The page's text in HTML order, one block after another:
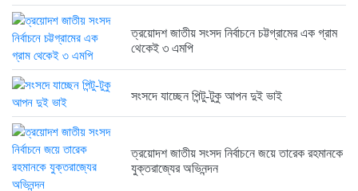
6 months আগে
ত্রয়োদশ জাতীয় সংসদ নির্বাচনের বিজয়ে...
6 months আগে
ত্রয়োদশ জাতীয় সংসদ নির্বাচনে বিজয়...
6 months আগে
ত্রয়োদশ জাতীয় সংসদ নির্বাচনে চট্টগ্রামের এক গ্রাম
থেকেই ৩ এমপি
সংসদে যাচ্ছেন পিন্টু-টুকু আপন দুই ভাই
ত্রয়োদশ জাতীয় সংসদ নির্বাচনে জয়ে তারেক রহমানকে
যুক্তরাজ্যের অভিনন্দন